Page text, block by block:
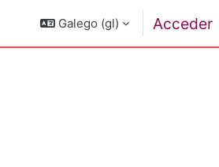
Galego ‎(gl)‎ Acceder